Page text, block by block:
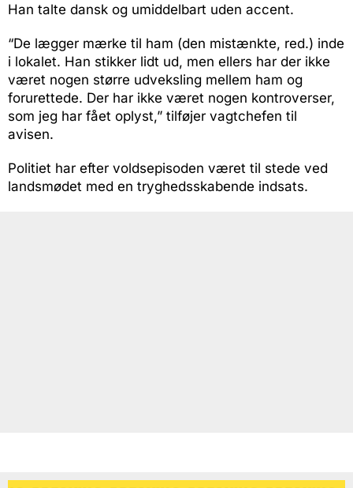
Han talte dansk og umiddelbart uden accent.
“De lægger mærke til ham (den mistænkte, red.) inde
i lokalet. Han stikker lidt ud, men ellers har der ikke
været nogen større udveksling mellem ham og
forurettede. Der har ikke været nogen kontroverser,
som jeg har fået oplyst,” tilføjer vagtchefen til
avisen.
Politiet har efter voldsepisoden været til stede ved
landsmødet med en tryghedsskabende indsats.